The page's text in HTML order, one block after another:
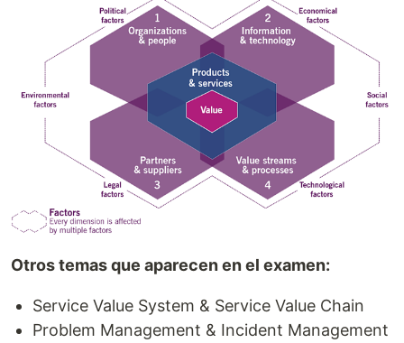
Otros temas que aparecen en el examen:
Service Value System & Service Value Chain
Problem Management & Incident Management